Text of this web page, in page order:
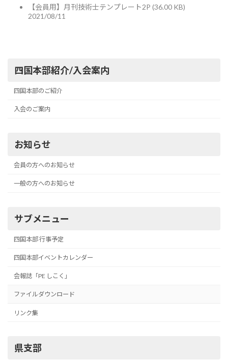
【会員用】月刊技術士テンプレート2P (36.00 KB)
2021/08/11
四国本部紹介/入会案内
四国本部のご紹介
入会のご案内
お知らせ
会員の方へのお知らせ
一般の方へのお知らせ
サブメニュー
四国本部 行事予定
四国本部イベントカレンダー
会報誌「PE しこく」
ファイルダウンロード
リンク集
県支部